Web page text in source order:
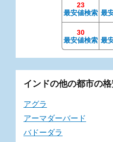
23
最安値検索 最
30
最安値検索 最
インドの他の都市の
アグラ
アーマダーバード
バドーダラ